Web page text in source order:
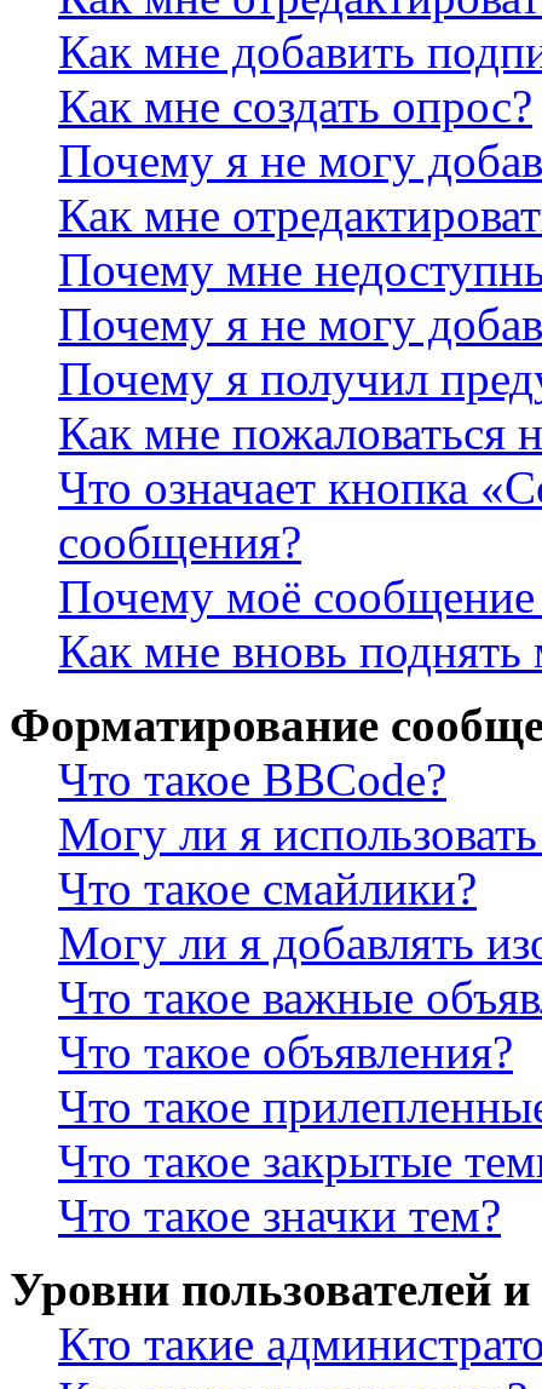
Как мне добавить
Как мне создать опрос?
Почему я не могу
Как мне
Почему мне
Почему я не могу
Почему я получил
Как мне пожаловаться
Что означает кнопка
сообщения?
Почему моё сообщение
Как мне вновь
Форматирование
Что такое BBCode?
Могу ли я
Что такое смайлики?
Могу ли я добавлять
Что такое важные
Что такое объявления?
Что такое
Что такое закрытые
Что такое значки тем?
Уровни пользователей
Кто такие